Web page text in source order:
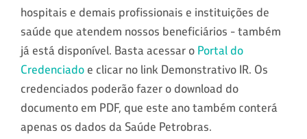
hospitais e demais profissionais e instituições de
saúde que atendem nossos beneficiários - também
já está disponível. Basta acessar o Portal do
Credenciado e clicar no link Demonstrativo IR. Os
credenciados poderão fazer o download do
documento em PDF, que este ano também conterá
apenas os dados da Saúde Petrobras.